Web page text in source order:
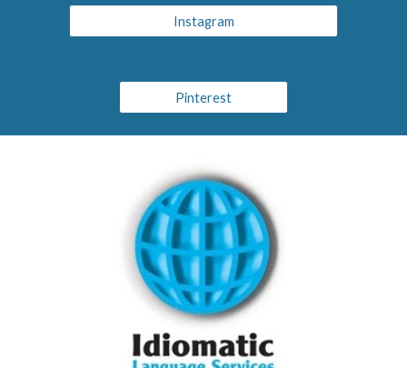
Instagram
Pinterest